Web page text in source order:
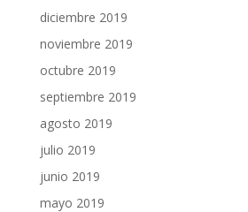
diciembre 2019
noviembre 2019
octubre 2019
septiembre 2019
agosto 2019
julio 2019
junio 2019
mayo 2019